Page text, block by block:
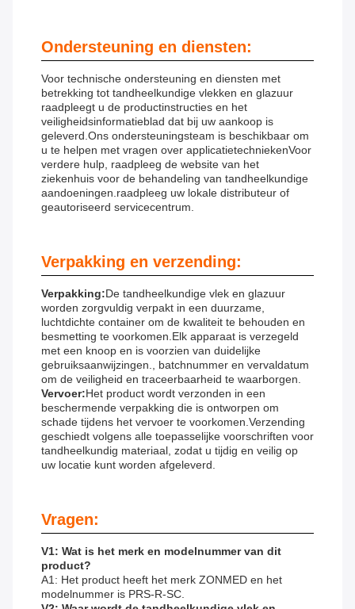
Ondersteuning en diensten:
Voor technische ondersteuning en diensten met
betrekking tot tandheelkundige vlekken en glazuur
raadpleegt u de productinstructies en het
veiligheidsinformatieblad dat bij uw aankoop is
geleverd.Ons ondersteuningsteam is beschikbaar om
u te helpen met vragen over applicatietechniekenVoor
verdere hulp, raadpleeg de website van het
ziekenhuis voor de behandeling van tandheelkundige
aandoeningen.raadpleeg uw lokale distributeur of
geautoriseerd servicecentrum.
Verpakking en verzending:
Verpakking:De tandheelkundige vlek en glazuur
worden zorgvuldig verpakt in een duurzame,
luchtdichte container om de kwaliteit te behouden en
besmetting te voorkomen.Elk apparaat is verzegeld
met een knoop en is voorzien van duidelijke
gebruiksaanwijzingen., batchnummer en vervaldatum
om de veiligheid en traceerbaarheid te waarborgen.
Vervoer:Het product wordt verzonden in een
beschermende verpakking die is ontworpen om
schade tijdens het vervoer te voorkomen.Verzending
geschiedt volgens alle toepasselijke voorschriften voor
tandheelkundig materiaal, zodat u tijdig en veilig op
uw locatie kunt worden afgeleverd.
Vragen:
V1: Wat is het merk en modelnummer van dit
product?
A1: Het product heeft het merk ZONMED en het
modelnummer is PRS-R-SC.